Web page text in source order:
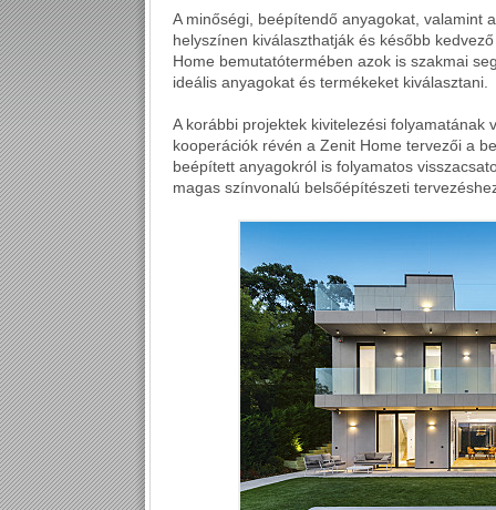
A minőségi, beépítendő anyagokat, valamint
helyszínen kiválaszthatják és később
Home bemutatótermében azok is szakmai
ideális anyagokat és termékeket kiválasztani.
A korábbi projektek kivitelezési
kooperációk révén a Zenit Home tervezői a
beépített anyagokról is folyamatos
magas színvonalú belsőépítészeti